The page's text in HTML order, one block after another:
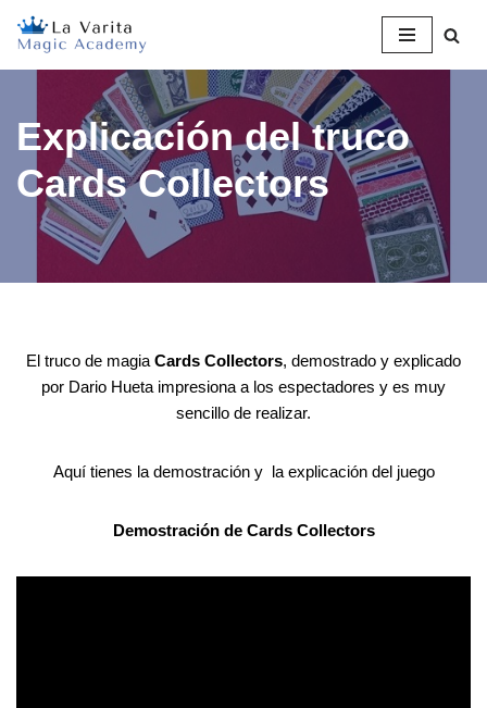
Saltar
Explicación del truco
Cards Collectors
El truco de magia Cards Collectors, demostrado y explicado
por Dario Hueta impresiona a los espectadores y es muy
sencillo de realizar.
Aquí tienes la demostración y la explicación del juego
Demostración de Cards Collectors